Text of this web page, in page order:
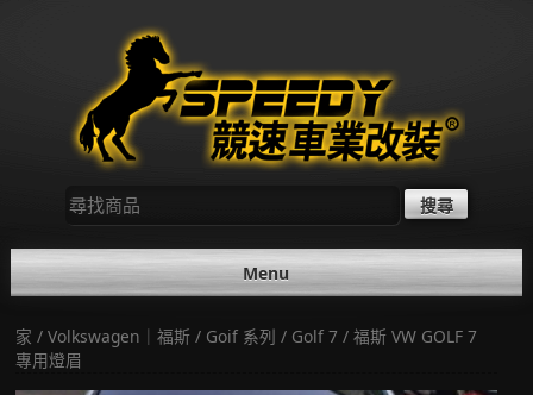
尋
找：
Menu
家 / Volkswagen｜福斯/ Goif 系列 / Golf 7 / 福斯 VW GOLF 7
專用燈眉